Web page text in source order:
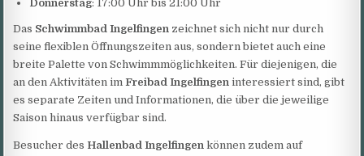
Donnerstag: 17:00 Uhr bis 21:00 Uhr
Das Schwimmbad Ingelfingen zeichnet sich nicht nur durch
seine flexiblen Öffnungszeiten aus, sondern bietet auch eine
breite Palette von Schwimmmöglichkeiten. Für diejenigen, die
an den Aktivitäten imFreibad Ingelfingen interessiert sind, gibt
es separate Zeiten und Informationen, die über die jeweilige
Saison hinaus verfügbar sind.
Besucher des Hallenbad Ingelfingen können zudem auf